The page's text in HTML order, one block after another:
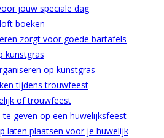
jouw speciale dag
boeken
zorgt voor goede bartafels
kunstgras
op kunstgras
tijdens trouwfeest
of trouwfeest
geven op een huwelijksfeest
laten plaatsen voor je huwelijk